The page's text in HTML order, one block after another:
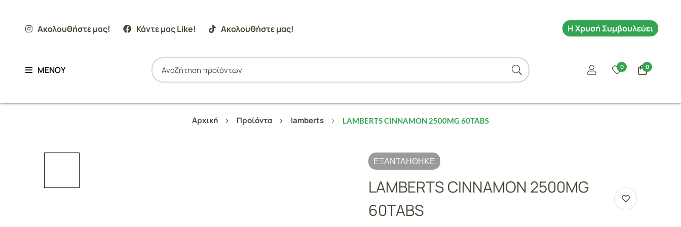
ΜΕΝΟΥ 0 0
Ακολουθήστε μας! Κάντε μας Like! Ακολουθήστε μας! Η Χρυσή Συμβουλεύει
Αρχική Προϊόντα lamberts LAMBERTS CINNAMON 2500MG 60TABS
ΕΞΑΝΤΛΉΘΗΚΕ
LAMBERTS CINNAMON 2500MG
60TABS